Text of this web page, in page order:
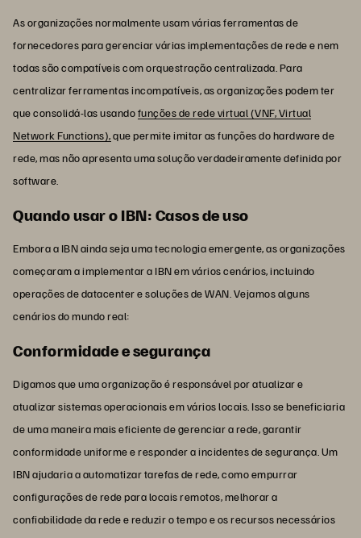
As organizações normalmente usam várias ferramentas de
fornecedores para gerenciar várias implementações de rede e nem
todas são compatíveis com orquestração centralizada. Para
centralizar ferramentas incompatíveis, as organizações podem ter
que consolidá-las usandofunções de rede virtual (VNF, Virtual
Network Functions),que permite imitar as funções do hardware de
rede, mas não apresenta uma solução verdadeiramente definida por
software.
Quando usar o IBN: Casos de uso
Embora a IBN ainda seja uma tecnologia emergente, as organizações
começaram a implementar a IBN em vários cenários, incluindo
operações de datacenter e soluções de WAN. Vejamos alguns
cenários do mundo real:
Conformidade e segurança
Digamos que uma organização é responsável por atualizar e
atualizar sistemas operacionais em vários locais. Isso se beneficiaria
de uma maneira mais eficiente de gerenciar a rede, garantir
conformidade uniforme e responder a incidentes de segurança. Um
IBN ajudaria a automatizar tarefas de rede, como empurrar
configurações de rede para locais remotos, melhorar a
confiabilidade da rede e reduzir o tempo e os recursos necessários